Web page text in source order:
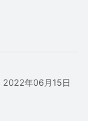
2022年06月15日